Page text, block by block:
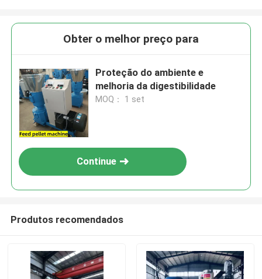
Obter o melhor preço para
Proteção do ambiente e
melhoria da digestibilidade
MOQ： 1 set
Continue
Produtos recomendados